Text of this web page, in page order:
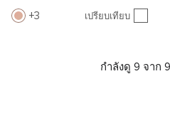
3 เปรียบเทียบ
กำลังดู 9 จาก